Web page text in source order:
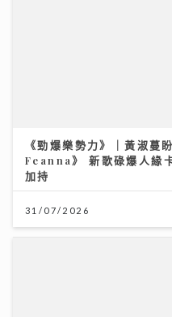
《勁爆樂勢力》｜黃淑蔓
Feanna》 新歌碌爆人緣
加持
31/07/2026